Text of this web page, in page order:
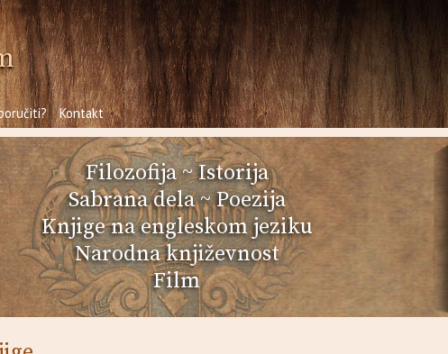
Kontakt
Filozofija~Istorija
Sabrana dela~Poezija
Knjige na engleskom jeziku
Narodna književnost
Film